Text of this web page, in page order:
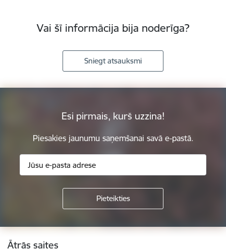
Vai šī informācija bija noderīga?
Sniegt atsauksmi
Esi pirmais, kurš uzzina!
Piesakies jaunumu saņemšanai savā e-pastā.
Kājene
Ātrās saites